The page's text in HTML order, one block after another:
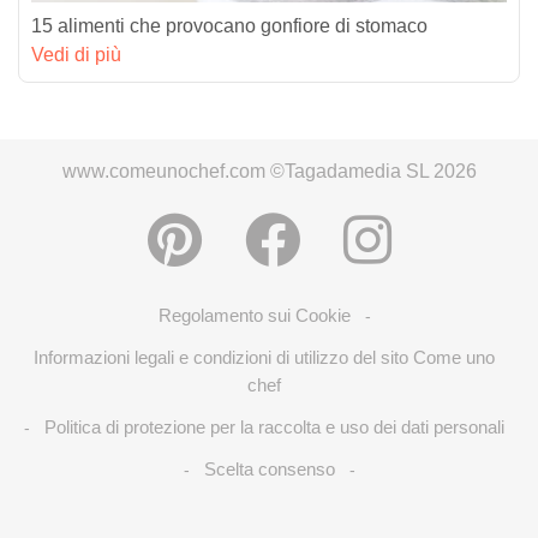
15 alimenti che provocano gonfiore di stomaco
Vedi di più
www.comeunochef.com ©Tagadamedia SL 2026
Regolamento sui Cookie -
Informazioni legali e condizioni di utilizzo del sito Come uno
chef
- Politica di protezione per la raccolta e uso dei dati personali
- Scelta consenso -